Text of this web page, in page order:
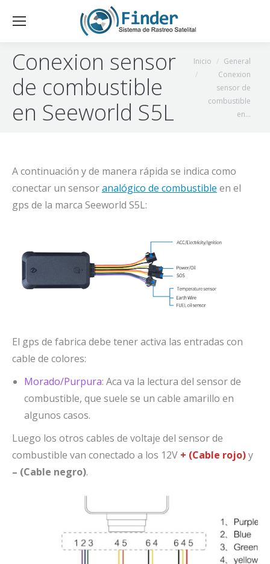
Conexion sensor
de combustible
en Seeworld S5L
Estás aquí:
Inicio
General
Conexion
sensor de
combustible
en…
A continuación y de manera rápida se indica como
conectar un sensoranalógico de combustible en el
gps de la marca Seeworld S5L:
El gps de fabrica debe tener activa las entradas con
cable de colores:
Morado/Purpura: Aca va la lectura del sensor de
combustible, que suele se un cable amarillo en
algunos casos.
Luego los otros cables de voltaje del sensor de
combustible van conectado a los 12V + (Cable rojo)y
– (Cable negro).